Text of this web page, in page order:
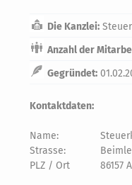
Die Kanzlei:
Anzahl der
Gegründet:
Kontaktdaten:
Name:
Strasse:
PLZ / Ort
86157